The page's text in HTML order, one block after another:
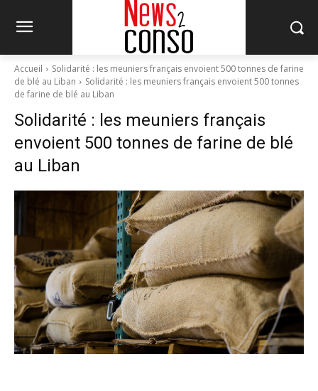
Accueil
Solidarité : les meuniers français envoient 500 tonnes de farine
de blé au Liban
Solidarité : les meuniers français envoient 500 tonnes
de farine de blé au Liban
Solidarité : les meuniers français
envoient 500 tonnes de farine de blé
au Liban